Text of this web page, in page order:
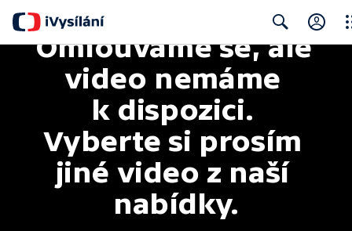
Search
Omlouváme se, ale
video nemáme
k dispozici.
Vyberte si prosím
jiné video z naší
nabídky.